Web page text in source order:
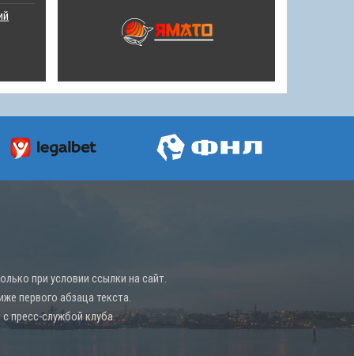
при условии ссылки на сайт.
первого абзаца текста.
пресс-службой клуба.